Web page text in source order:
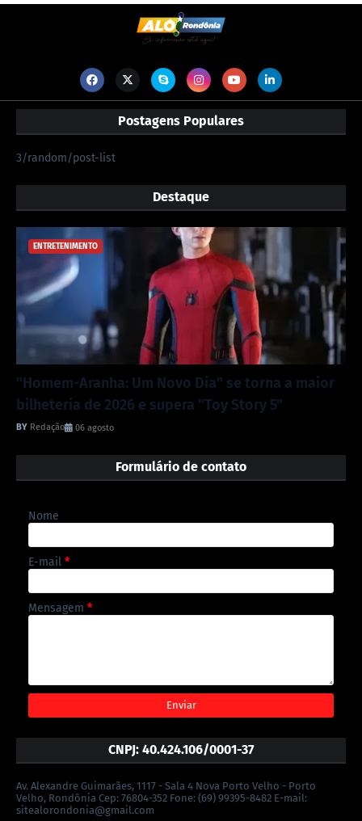
Postagens Populares
3/random/post-list
Destaque
ENTRETENIMENTO
"Homem-Aranha: Um Novo Dia" se torna a maior
bilheteria de 2026 e supera "Toy Story 5"
Redação 06 agosto
Formulário de contato
Nome
E-mail *
Mensagem *
CNPJ: 40.424.106/0001-37
Av. Alexandre Guimarães, 1117 - Sala 4 Nova Porto Velho - Porto
Velho, Rondônia Cep: 76804-352 Fone: (69) 99395-8482 E-mail:
sitealorondonia@gmail.com